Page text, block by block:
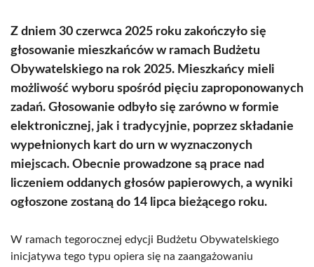
Z dniem 30 czerwca 2025 roku zakończyło się
głosowanie mieszkańców w ramach Budżetu
Obywatelskiego na rok 2025. Mieszkańcy mieli
możliwość wyboru spośród pięciu zaproponowanych
zadań. Głosowanie odbyło się zarówno w formie
elektronicznej, jak i tradycyjnie, poprzez składanie
wypełnionych kart do urn w wyznaczonych
miejscach. Obecnie prowadzone są prace nad
liczeniem oddanych głosów papierowych, a wyniki
ogłoszone zostaną do 14 lipca bieżącego roku.
W ramach tegorocznej edycji Budżetu Obywatelskiego
inicjatywa tego typu opiera się na zaangażowaniu